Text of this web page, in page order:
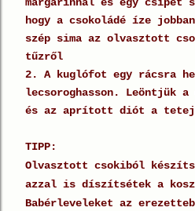
hogy a csokoládé íze
szép sima az olvasztott
tűzről
2. A kuglófot egy rácsra
lecsoroghasson. Leöntjük
és az aprított diót a
TIPP:
Olvasztott csokiból
azzal is díszítsétek a
Babérleveleket az